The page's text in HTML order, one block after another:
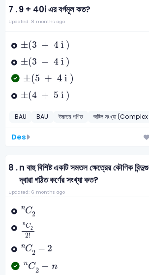
7 .9 + 40i এর বর্গমূল কত?
Updated: 8 months ago
±(3 + 4 i )
± 3+ 4 i
±(3 − 4 i )
± 3-
±(5 + 4 i )
± 5+ 4 i
±(4 + 5 i )
± 4 i
BAU BAU উচ্চতর গণিত জটিল সংখ্যা
Des
8 .n বাহু বিশিষ্ট একটি সমতল ক্ষেত্রের কৌণিক
দ্বারা গঠিত কর্ণের সংখ্যা কত?
Updated: 6 months ago
nC2
C2
nC2
2!
C2
nC2 − 2
C2 2
nC2 − n
C2 n